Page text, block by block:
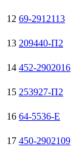
12 69-2912113
13 209440-П2
14 452-2902016
15 253927-П2
16 64-5536-E
17 450-2902109